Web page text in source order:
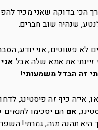
הכי בדוקה שאני מכיר
שנהיה שוב חברים.
לא פשוטים, אני יודע,
זיינתי את אמא שלה אבל
זה הבדל משמעותי!
איזה כיף זה פיסטינג,
אם הם יסכימו לתנאים
היא תהנה מזה, גמרתי!